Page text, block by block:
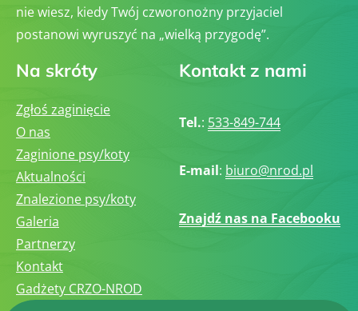
nie wiesz, kiedy Twój czworonożny przyjaciel
postanowi wyruszyć na „wielką przygodę”.
Na skróty
Zgłoś zaginięcie
O nas
Zaginione psy/koty
Aktualności
Znalezione psy/koty
Galeria
Partnerzy
Kontakt
Gadżety CRZO-NROD
Kontakt z nami
Tel.: 533-849-744
E-mail: biuro@nrod.pl
Znajdź nas na Facebooku